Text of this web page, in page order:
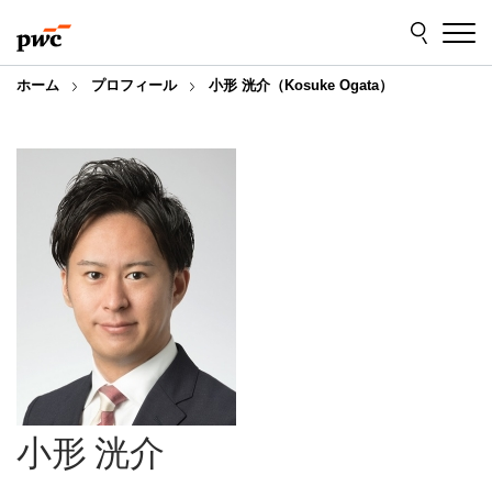
to
content
to
footer
ホーム プロフィール 小形 洸介（Kosuke Ogata）
小形 洸介